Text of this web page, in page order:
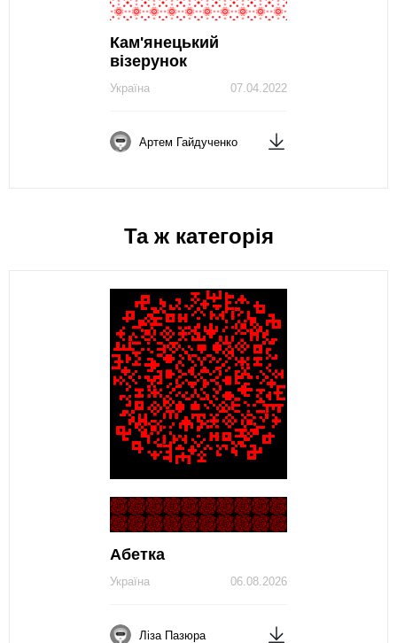
Кам'янецький
візерунок
07.04.2022
Україна
Артем Гайдученко
Та ж категорія
Абетка
06.08.2026
Україна
Ліза Пазюра